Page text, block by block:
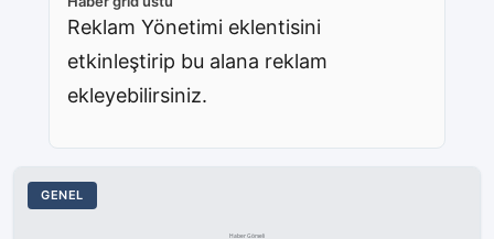
Reklam Yönetimi eklentisini
etkinleştirip bu alana reklam
ekleyebilirsiniz.
GENEL